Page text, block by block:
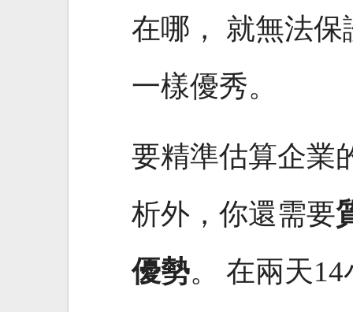
在哪， 就無法
一樣優秀。
要精準估算企業
析外，你還需要
優勢。 在兩天